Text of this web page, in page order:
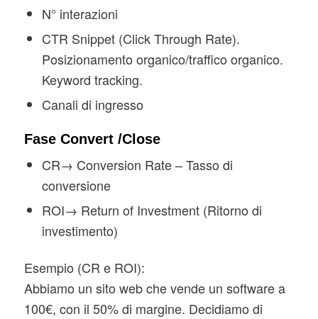
N° interazioni
CTR Snippet (Click Through Rate).
Posizionamento organico/traffico organico.
Keyword tracking.
Canali di ingresso
Fase Convert /Close
CR→ Conversion Rate – Tasso di
conversione
ROI→ Return of Investment (Ritorno di
investimento)
Esempio (CR e ROI):
Abbiamo un sito web che vende un software a
100€, con il 50% di margine. Decidiamo di